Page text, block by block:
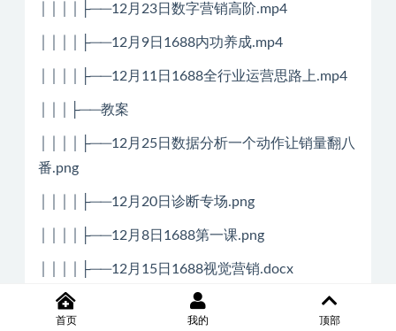
││││├──12月23日数字营销高阶.mp4
││││├──12月9日1688内功养成.mp4
││││├──12月11日1688全行业运营思路上.mp4
│││├──教案
││││├──12月25日数据分析一个动作让销量翻八
番.png
││││├──12月20日诊断专场.png
││││├──12月8日1688第一课.png
││││├──12月15日1688视觉营销.docx
││││├──12月10日避坑指南和防误判教学.png
首页 我的 顶部